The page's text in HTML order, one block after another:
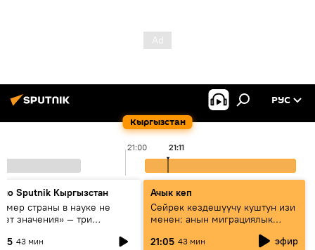
Кыргызстан
РУС
21:00 21:11
Sputnik Кыргызстан
страны в науке не
значения» — три
и Кыргызстана в
43 мин
Ачык кеп
Сейрек кездешүүчү куштун изи
менен: анын миграциялык
жолу эмнеден кабар берет?
21:05 43 мин эфир